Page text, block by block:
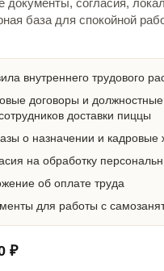
документы, согласия,
база для спокойной
внутреннего трудового
договоры и должностные
доставки пиццы
о назначении и кадровые
на обработку
об оплате труда
для работы с
₽